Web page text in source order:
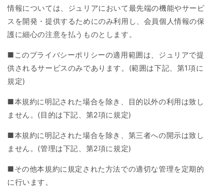
情報については、ジュリアにおいて最先端の機能やサービ
スを開発・提供するためにのみ利用し、会員個人情報の保
護に細心の注意を払うものとします。
■ このプライバシーポリシーの適用範囲は、ジュリアで提
供されるサービスのみであります。 (範囲は下記、第1項に
規定)
■本規約に明記された場合を除き、目的以外の利用は致し
ません。 (目的は下記、第2項に規定)
■本規約に明記された場合を除き、第三者への開示は致し
ません。 (管理は下記、第2項に規定)
■その他本規約に規定された方法での適切な管理を定期的
に行います。